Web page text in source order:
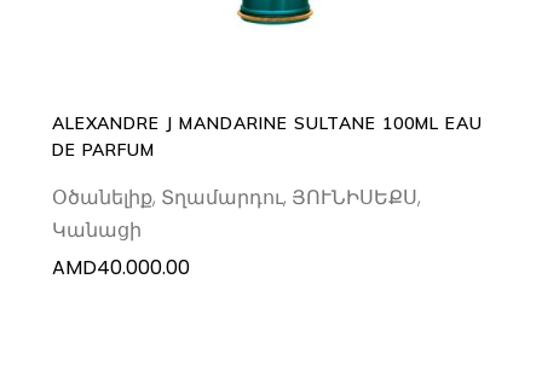
ALEXANDRE J MANDARINE SULTANE 100ML EAU
DE PARFUM
Օծանելիք, Տղամարդու, ՅՈՒՆԻՍԵՔՍ,
Կանացի
AMD40.000.00